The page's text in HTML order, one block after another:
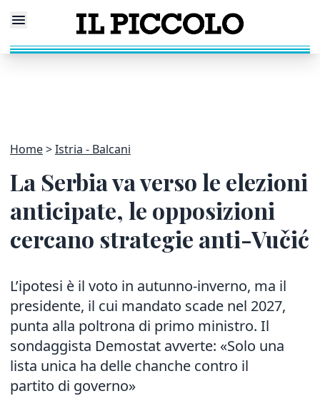
Home Istria - Balcani
La Serbia va verso le elezioni
anticipate, le opposizioni
cercano strategie anti-Vučić
L’ipotesi è il voto in autunno-inverno, ma il
presidente, il cui mandato scade nel 2027,
punta alla poltrona di primo ministro. Il
sondaggista Demostat avverte: «Solo una
lista unica ha delle chanche contro il
partito di governo»